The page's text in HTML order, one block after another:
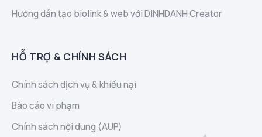
Hướng dẫn tạo biolink & web với DINHDANH Creator
HỖ TRỢ & CHÍNH SÁCH
Chính sách dịch vụ & khiếu nại
Báo cáo vi phạm
Chính sách nội dung (AUP)